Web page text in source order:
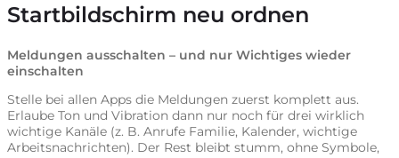
Startbildschirm neu ordnen
Meldungen ausschalten – und nur Wichtiges wieder
einschalten
Stelle bei allen Apps die Meldungen zuerst komplett aus.
Erlaube Ton und Vibration dann nur noch für drei wirklich
wichtige Kanäle (z. B. Anrufe Familie, Kalender, wichtige
Arbeitsnachrichten). Der Rest bleibt stumm, ohne Symbole,